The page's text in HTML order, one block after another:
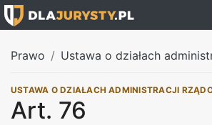
Prawo Ustawa o działach
USTAWA O DZIAŁACH ADMINISTRACJI
Art. 76